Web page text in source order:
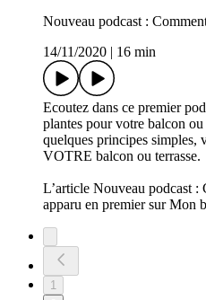
Nouveau podcast :
14/11/2020
16 min
Ecoutez dans ce premier
plantes pour votre balcon
quelques principes simples,
VOTRE balcon ou terrasse.
L’article Nouveau podcast :
apparu en premier sur Mon
1